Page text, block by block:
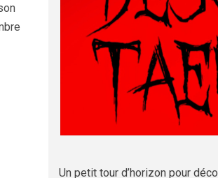
Un petit tour d’horizon pour